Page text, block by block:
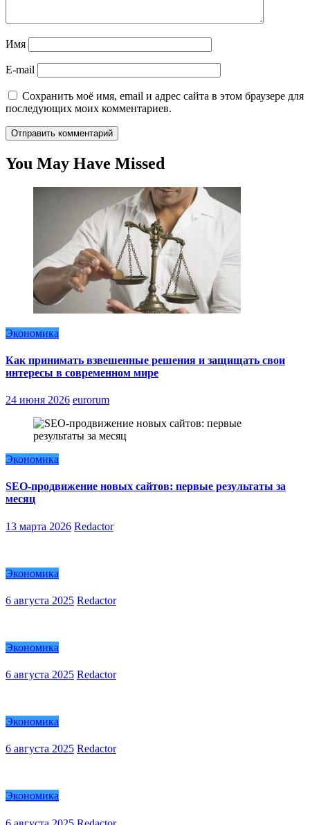
Имя
E-mail
Сохранить моё имя, email и адрес сайта в этом браузере для
последующих моих комментариев.
You May Have Missed
Экономика
Как принимать взвешенные решения и защищать свои
интересы в современном мире
24 июня 2026 eurorum
Экономика
SEO-продвижение новых сайтов: первые результаты за
месяц
13 марта 2026 Redactor
Экономика
6 августа 2025 Redactor
Экономика
6 августа 2025 Redactor
Экономика
6 августа 2025 Redactor
Экономика